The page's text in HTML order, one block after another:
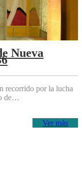
Nueva
recorrido por la lucha
de…
Ver más